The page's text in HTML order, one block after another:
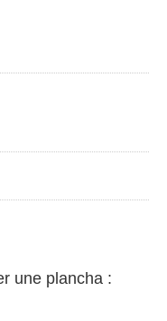
une plancha :